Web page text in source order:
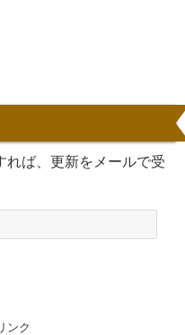
れば、更新をメールで受
ンク